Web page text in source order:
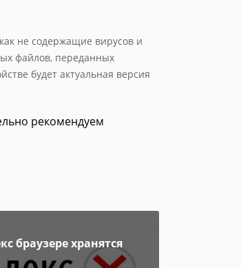
не содержащие вирусов и
файлов, переданных
будет актуальная версия
рекомендуем
браузере хранятся